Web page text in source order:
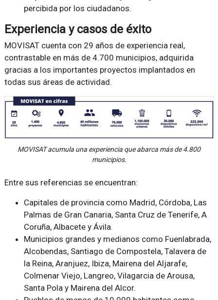
percibida por los ciudadanos.
Experiencia y casos de éxito
MOVISAT cuenta con 29 años de experiencia real,
contrastable en más de 4.700 municipios, adquirida
gracias a los importantes proyectos implantados en
todas sus áreas de actividad.
MOVISAT acumula una experiencia que abarca más de 4.800
municipios.
Entre sus referencias se encuentran:
Capitales de provincia como Madrid, Córdoba, Las
Palmas de Gran Canaria, Santa Cruz de Tenerife, A
Coruña, Albacete y Ávila.
Municipios grandes y medianos como Fuenlabrada,
Alcobendas, Santiago de Compostela, Talavera de
la Reina, Aranjuez, Ibiza, Mairena del Aljarafe,
Colmenar Viejo, Langreo, Vilagarcia de Arousa,
Santa Pola y Mairena del Alcor.